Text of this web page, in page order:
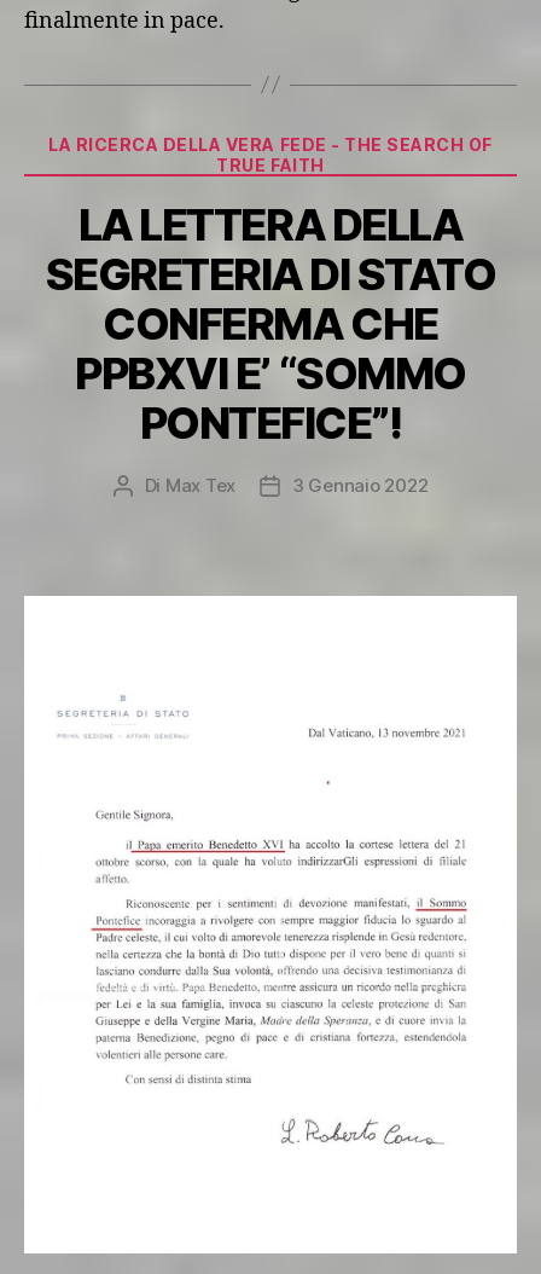
finalmente in pace.
Categorie
LA RICERCA DELLA VERA FEDE - THE SEARCH OF
TRUE FAITH
LA LETTERA DELLA
SEGRETERIA DI STATO
CONFERMA CHE
PPBXVI E’ “SOMMO
PONTEFICE”!
Autore
Di Max Tex
Data3 Gennaio 2022